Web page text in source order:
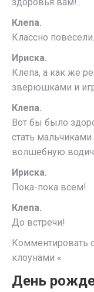
Клепа.
Классно
Ириска.
Клепа, а как же
зверюшками и
Клепа.
Вот бы было
стать
волшебную
Ириска.
Пока-пока всем!
Клепа.
До встречи!
Комментировать
клоунами «
День